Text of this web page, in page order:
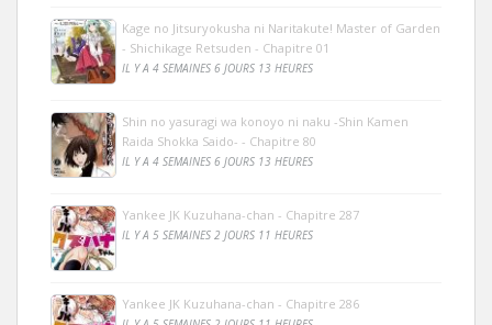
Kage no Jitsuryokusha ni Naritakute! Master of Garden
- Shichikage Retsuden - Chapitre 01
IL Y A 4 SEMAINES 6 JOURS 13 HEURES
Shin no yasuragi wa konoyo ni naku -Shin Kamen
Raida Shokka Saido- - Chapitre 80
IL Y A 4 SEMAINES 6 JOURS 13 HEURES
Yankee JK Kuzuhana-chan - Chapitre 287
IL Y A 5 SEMAINES 2 JOURS 11 HEURES
Yankee JK Kuzuhana-chan - Chapitre 286